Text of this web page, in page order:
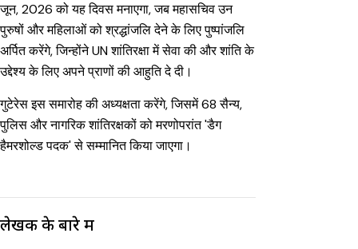
जून, 2026 को यह दिवस मनाएगा, जब महासचिव उन
पुरुषों और महिलाओं को श्रद्धांजलि देने के लिए पुष्पांजलि
अर्पित करेंगे, जिन्होंने UN शांतिरक्षा में सेवा की और शांति के
उद्देश्य के लिए अपने प्राणों की आहुति दे दी।
गुटेरेस इस समारोह की अध्यक्षता करेंगे, जिसमें 68 सैन्य,
पुलिस और नागरिक शांतिरक्षकों को मरणोपरांत 'डैग
हैमरशोल्ड पदक' से सम्मानित किया जाएगा।
लेखक के बारे में